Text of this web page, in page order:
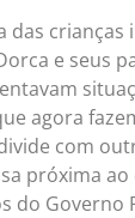
das crianças
e seus
agora
com
próxima ao
do Governo